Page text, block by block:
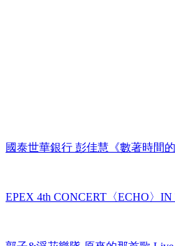
國泰世華銀行 彭佳慧《數著時間
EPEX 4th CONCERT〈ECHO〉